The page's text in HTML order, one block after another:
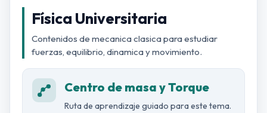
Física Universitaria
Contenidos de mecanica clasica para estudiar
fuerzas, equilibrio, dinamica y movimiento.
Centro de masa y Torque
Ruta de aprendizaje guiado para este tema.